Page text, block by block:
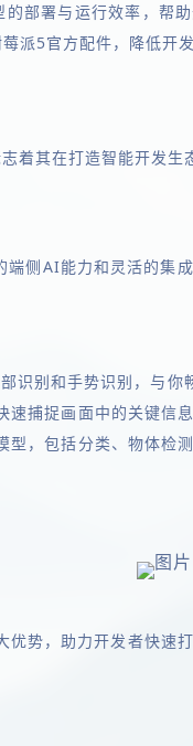
部署与运行效率，帮
派5官方配件，降低开
着其在打造智能开发生
侧AI能力和灵活的集
别和手势识别，与你
捕捉画面中的关键信
，包括分类、物体检
势，助力开发者快速